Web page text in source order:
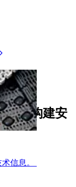
信息。
送带构建安